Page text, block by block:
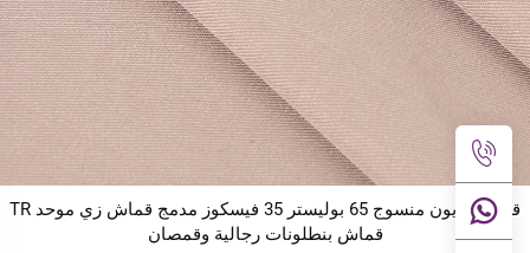
قماش رايون منسوج 65 بوليستر 35 فيسكوز مدمج قماش زي موحد TR
قماش بنطلونات رجالية وقمصان